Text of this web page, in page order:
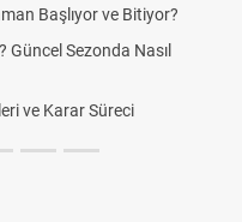
Başlıyor ve Bitiyor?
Güncel Sezonda Nasıl
ve Karar Süreci